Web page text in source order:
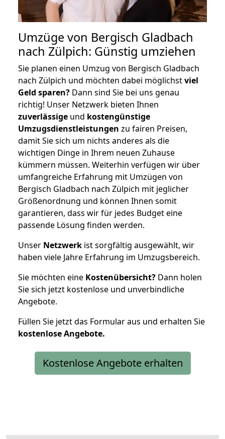
Umzüge von Bergisch Gladbach
nach Zülpich: Günstig umziehen
Sie planen einen Umzug von Bergisch Gladbach
nach Zülpich und möchten dabei möglichstviel
Geld sparen? Dann sind Sie bei uns genau
richtig! Unser Netzwerk bieten Ihnen
zuverlässige und kostengünstige
Umzugsdienstleistungen zu fairen Preisen,
damit Sie sich um nichts anderes als die
wichtigen Dinge in Ihrem neuen Zuhause
kümmern müssen. Weiterhin verfügen wir über
umfangreiche Erfahrung mit Umzügen von
Bergisch Gladbach nach Zülpich mit jeglicher
Größenordnung und können Ihnen somit
garantieren, dass wir für jedes Budget eine
passende Lösung finden werden.
Unser Netzwerk ist sorgfältig ausgewählt, wir
haben viele Jahre Erfahrung im Umzugsbereich.
Sie möchten eine Kostenübersicht? Dann holen
Sie sich jetzt kostenlose und unverbindliche
Angebote.
Füllen Sie jetzt das Formular aus und erhalten Sie
kostenloseAngebote.
Kostenlose Angebote erhalten